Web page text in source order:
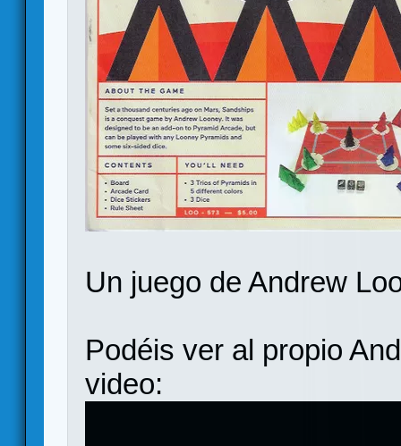
Un juego de Andrew
Podéis ver al propio
video: